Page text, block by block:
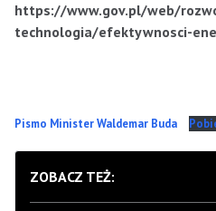
https://www.gov.pl/web/
technologia/efektywnosci-
Pismo Minister Waldemar Buda
ZOBACZ TEŻ: